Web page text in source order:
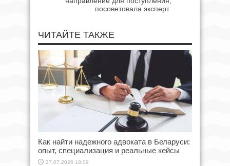
посоветовала эксперт
ЧИТАЙТЕ ТАКЖЕ
Как найти надежного адвоката в Беларуси:
опыт, специализация и реальные кейсы
27.07.2026 18:09